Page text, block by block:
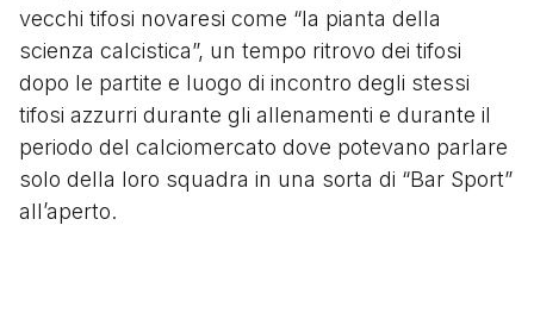
vecchi tifosi novaresi come “la pianta della
scienza calcistica”, un tempo ritrovo dei tifosi
dopo le partite e luogo di incontro degli stessi
tifosi azzurri durante gli allenamenti e durante il
periodo del calciomercato dove potevano parlare
solo della loro squadra in una sorta di “Bar Sport”
all’aperto.